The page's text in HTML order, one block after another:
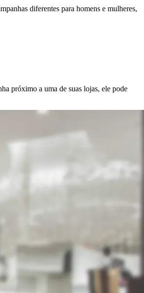
diferentes para homens e mulheres,
próximo a uma de suas lojas, ele pode